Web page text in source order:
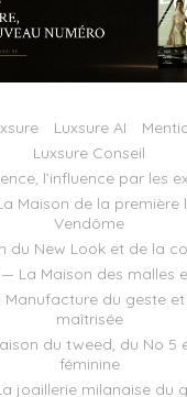
Luxsure AI
Luxsure Conseil
l’influence par les
Maison de la première
Vendôme
du New Look et de la
La Maison des malles
Manufacture du geste
maîtrisée
du tweed, du No 5
féminine
joaillerie milanaise du